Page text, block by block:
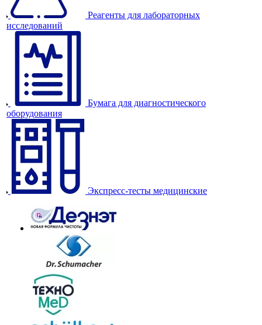
Реагенты для лабораторных
исследований
Бумага для диагностического
оборудования
Экспресс-тесты медицинские